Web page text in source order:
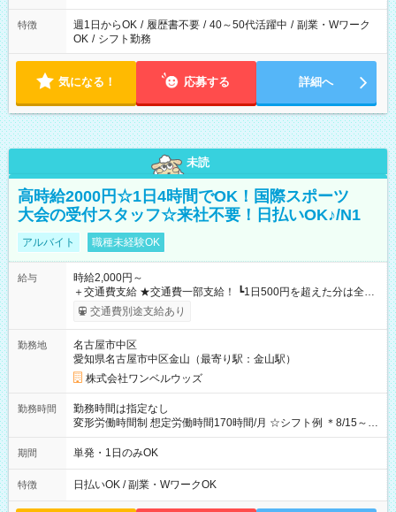
特徴 週1日からOK / 履歴書不要 / 40～50代活躍中 / 副業・Wワーク
OK / シフト勤務
気になる！ 応募する 詳細へ
未読
高時給2000円☆1日4時間でOK！国際スポーツ
大会の受付スタッフ☆来社不要！日払いOK♪/N1
アルバイト 職種未経験OK
給与
時給2,000円～
＋交通費支給 ★交通費一部支給！ ┗1日500円を超えた分は全額
支給！ ※往復500円以内の方は自己負担となります ★日払い
OK！（規定あり） ┗働いたその日に現金GET♪ お仕事後はコン
期間なし
交通費別途支給あり
勤務地
名古屋市中区
愛知県名古屋市中区金山（最寄り駅：金山駅）
株式会社ワンベルウッズ
勤務時間
勤務時間は指定なし
変形労働時間制 想定労働時間170時間/月 ☆シフト例 ＊8/15～
10/26 全日共通 08：00～12：00 17：00～21：00 ＊8/31
～9/19のみ下記シフトもあります！ 12：00～16：00 ＊9/6～
00
期間 単発・1日のみOK
特徴 日払いOK / 副業・WワークOK